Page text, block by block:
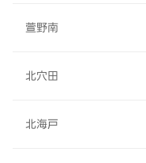
萱野南
北穴田
北海戸